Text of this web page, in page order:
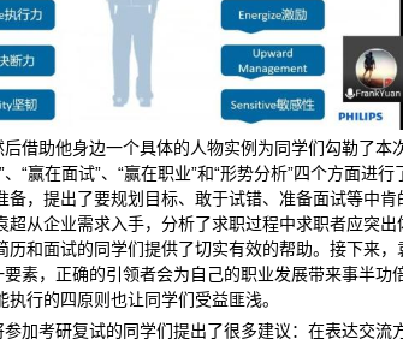
借助他身边一个具体的人物实例为同学们勾勒了本
“赢在面试”、“赢在职业”和“形势分析”四个方面进
，提出了要规划目标、敢于试错、准备面试等中
从企业需求入手，分析了求职过程中求职者应突
和面试的同学们提供了切实有效的帮助。接下来
素，正确的引领者会为自己的职业发展带来事半
行的四原则也让同学们受益匪浅。
加考研复试的同学们提出了很多建议：在表达交流